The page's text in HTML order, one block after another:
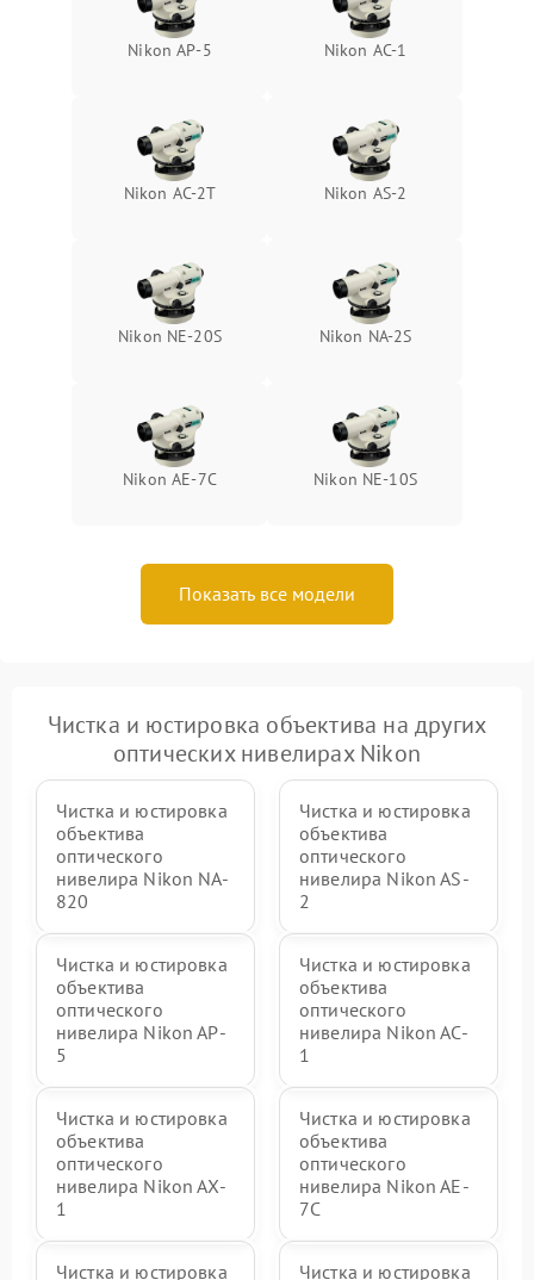
Nikon AP-5 Nikon AC-1
Nikon AC-2T Nikon AS-2
Nikon NE-20S Nikon NA-2S
Nikon AE-7C Nikon NE-10S
Показать все модели
Чистка и юстировка объектива на других
оптических нивелирах Nikon
Чистка и юстировка
объектива
оптического
нивелира Nikon NA-
820
Чистка и юстировка
объектива
оптического
нивелира Nikon AS-
2
Чистка и юстировка
объектива
оптического
нивелира Nikon AP-
5
Чистка и юстировка
объектива
оптического
нивелира Nikon AC-
1
Чистка и юстировка
объектива
оптического
нивелира Nikon AX-
1
Чистка и юстировка
объектива
оптического
нивелира Nikon AE-
7C
Чистка и юстировка Чистка и юстировка